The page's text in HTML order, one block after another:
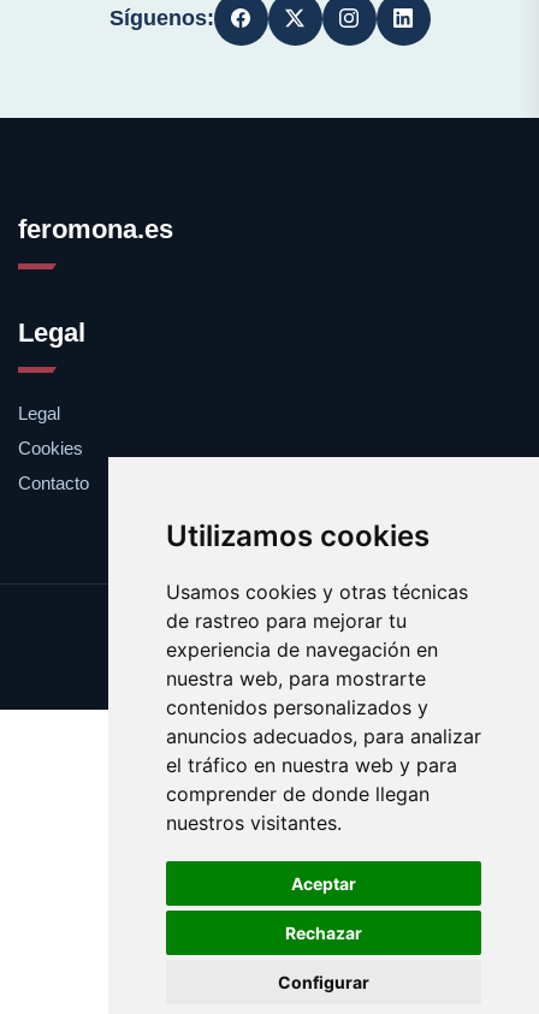
Utilizamos cookies
Usamos cookies y otras técnicas
de rastreo para mejorar tu
experiencia de navegación en
nuestra web, para mostrarte
contenidos personalizados y
anuncios adecuados, para analizar
el tráfico en nuestra web y para
comprender de donde llegan
nuestros visitantes.
Aceptar
Rechazar
Configurar
Síguenos:
feromona.es
Legal
Legal
Cookies
Contacto
Update cookies preferences
Copyright © 2025 feromona.es